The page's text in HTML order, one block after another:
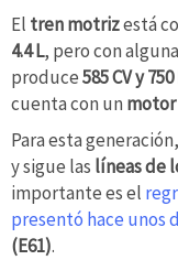
El tren motrizestá
4.4 L, pero con
produce585 CV y
cuenta con un
Para esta generación,
y sigue las líneas de
importante es el
presentó hace unos
(E61).